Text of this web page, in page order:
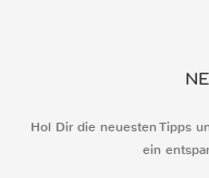
Hol Dir die neuesten Tipps
ein